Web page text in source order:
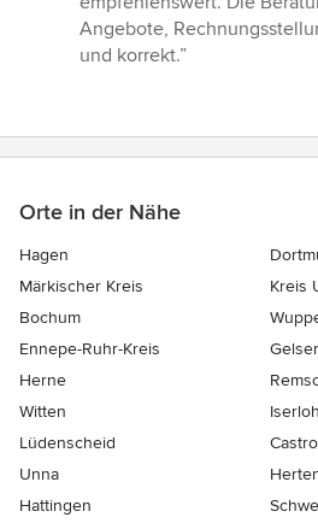
Angebote,
und korrekt.”
Orte in der Nähe
Hagen
Märkischer Kreis
Kreis
Bochum
Ennepe-Ruhr-Kreis
Herne
Witten
Lüdenscheid
Unna
Hattingen